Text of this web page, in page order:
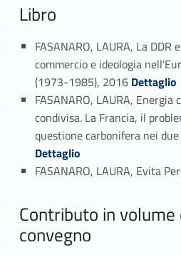
Libro
FASANARO, LAURA, La DDR
commercio e ideologia
(1973-1985), 2016Link identifier #identifier_person_53232-9
Dettaglio
FASANARO, LAURA, Energia
condivisa. La Francia, il
questione carbonifera nei
Dettaglio
FASANARO, LAURA, Evita
Contributo in
convegno